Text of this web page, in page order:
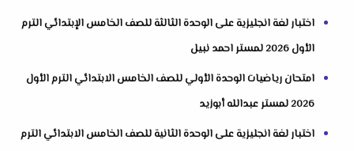
اختبار لغة انجليزية على الوحدة الثالثة للصف الخامس الإبتدائي الترم
الأول 2026 لمستر احمد نبيل
امتحان رياضيات الوحدة الأولي للصف الخامس الابتدائي الترم الأول
2026 لمستر عبدالله أبوزيد
اختبار لغة انجليزية على الوحدة الثانية للصف الخامس الابتدائي الترم